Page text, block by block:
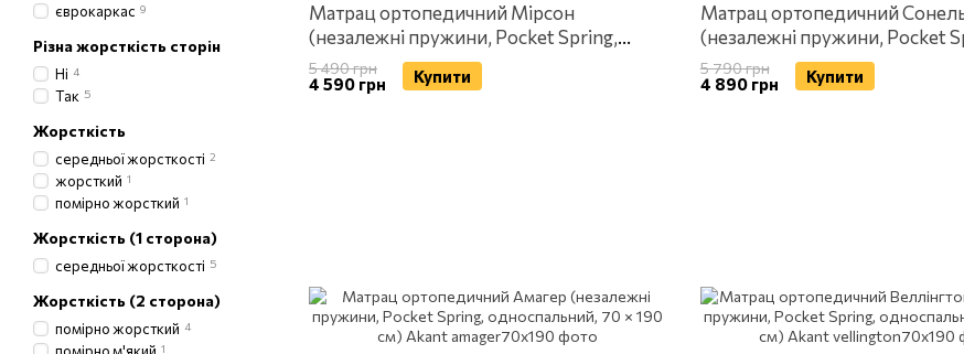
Матрац ортопедичний Мірсон
(незалежні пружини, Pocket Spring,
односпальний, 70 × 190 см) Akant
5 490 грн
4 590 грн Купити
Матрац ортопедичний
(незалежні пружини, Pocket
односпальний, 70 × 190 см)
5 790 грн
4 890 грн Купити
єврокаркас 9
Різна жорсткість сторін
Ні 4
Так 5
Жорсткість
середньої жорсткості 2
жорсткий 1
помірно жорсткий 1
Жорсткість (1 сторона)
середньої жорсткості 5
Жорсткість (2 сторона)
помірно жорсткий 4
1